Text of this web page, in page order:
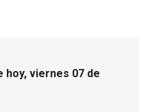
hoy, viernes 07 de